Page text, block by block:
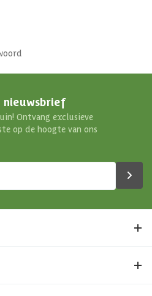
nieuwsbrief
Ontvang exclusieve
op de hoogte van ons